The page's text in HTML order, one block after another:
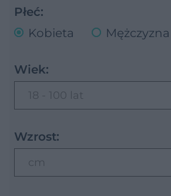
Płeć:
Kobieta
Mężczyzna
Wiek:
18 - 100 lat
Wzrost:
cm